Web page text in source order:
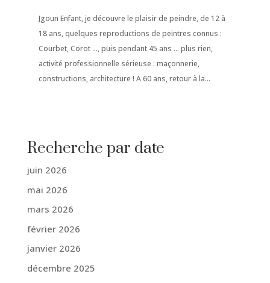
Jgoun Enfant, je découvre le plaisir de peindre, de 12 à
18 ans, quelques reproductions de peintres connus :
Courbet, Corot ..., puis pendant 45 ans ... plus rien,
activité professionnelle sérieuse : maçonnerie,
constructions, architecture ! A 60 ans, retour à la...
Recherche par date
juin 2026
mai 2026
mars 2026
février 2026
janvier 2026
décembre 2025